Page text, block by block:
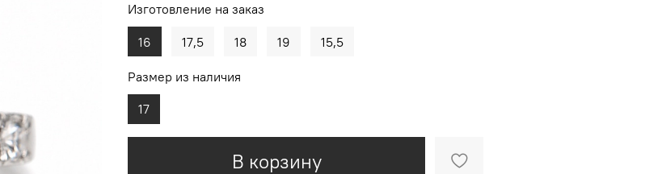
В корзину
Изготовление на заказ
16 17,5 18 19 15,5
Размер из наличия
17